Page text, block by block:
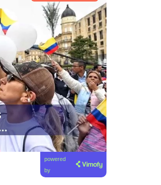
powered
by